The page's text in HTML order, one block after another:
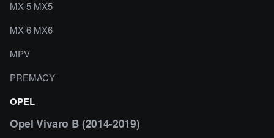
MX-5 MX5
MX-6 MX6
MPV
PREMACY
OPEL
Opel Vivaro B (2014-2019)